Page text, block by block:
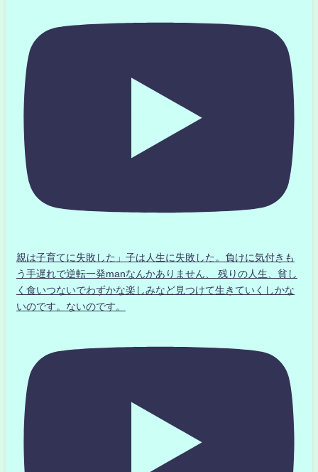
親は子育てに失敗した」子は人生に失敗した。負けに気付きも
う手遅れで逆転一発manなんかありません、 残りの人生、貧し
く食いつないでわずかな楽しみなど見つけて生きていくしかな
いのです。ないのです。